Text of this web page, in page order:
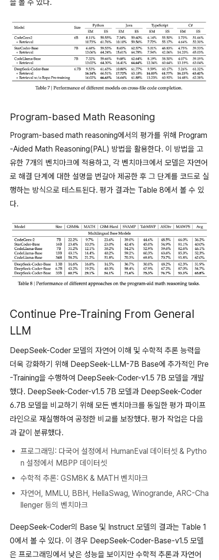
을 볼 수 있다.
Program-based Math Reasoning
Program-based math reasoning에서의 평가를 위해 Program
-Aided Math Reasoning(PAL) 방법을 활용한다. 이 방법을 고
유한 7개의 벤치마크에 적용하고, 각 벤치마크에서 모델은 자연어
로 해결 단계에 대한 설명을 번갈아 제공한 후 그 단계를 코드로 실
행하는 방식으로 테스트된다. 평가 결과는 Table 8에서 볼 수 있
다.
Continue Pre-Training From General
LLM
DeepSeek-Coder 모델의 자연어 이해 및 수학적 추론 능력을
더욱 강화하기 위해 DeepSeek-LLM-7B Base에 추가적인 Pre
-Training을 수행하여 DeepSeek-Coder-v1.5 7B 모델을 개발
했다. DeepSeek-Coder-v1.5 7B 모델과 DeepSeek-Coder
6.7B 모델을 비교하기 위해 모든 벤치마크를 동일한 평가 파이프
라인으로 재실행하여 공정한 비교를 보장했다. 평가 작업은 다음
과 같이 분류했다.
프로그래밍: 다국어 설정에서 HumanEval 데이터셋 & Pytho
n 설정에서 MBPP 데이터셋
수학적 추론: GSM8K & MATH 벤치마크
자연어, MMLU, BBH, HellaSwag, Winogrande, ARC-Cha
llenger 등의 벤치마크
DeepSeek-Coder의 Base 및 Instruct 모델의 결과는 Table 1
0에서 볼 수 있다. 이 경우 DeepSeek-Coder-Base-v1.5 모델
은 프로그래밍에서 낮은 성능을 보이지만 수학적 추론과 자연어